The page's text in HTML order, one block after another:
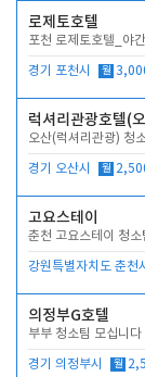
로제토호텔
포천 로제토호텔_야
경기 포천시 월
럭셔리관광호텔(
오산(럭셔리관광) 청
경기 오산시 월
고요스테이
춘천 고요스테이 청
강원특별자치도 춘천시
의정부G호텔
부부 청소팀 모십니다
경기 의정부시 월